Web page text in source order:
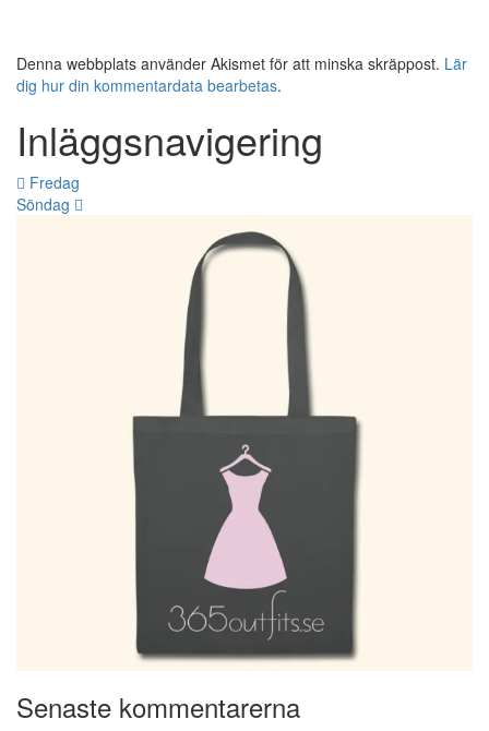
Denna webbplats använder Akismet för att minska skräppost. Lär
dig hur din kommentardata bearbetas.
Inläggsnavigering
Fredag
Söndag
Senaste kommentarerna